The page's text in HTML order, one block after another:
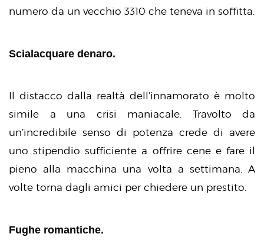
numero da un vecchio 3310 che teneva in soffitta.
Scialacquare denaro.
Il distacco dalla realtà dell’innamorato è molto
simile a una crisi maniacale. Travolto da
un’incredibile senso di potenza crede di avere
uno stipendio sufficiente a offrire cene e fare il
pieno alla macchina una volta a settimana. A
volte torna dagli amici per chiedere un prestito.
Fughe romantiche.